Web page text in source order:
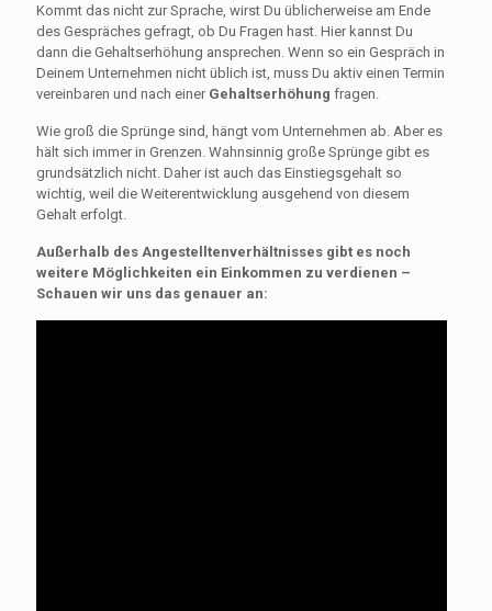
Kommt das nicht zur Sprache, wirst Du üblicherweise am Ende
des Gespräches gefragt, ob Du Fragen hast. Hier kannst Du
dann die Gehaltserhöhung ansprechen. Wenn so ein Gespräch in
Deinem Unternehmen nicht üblich ist, muss Du aktiv einen Termin
vereinbaren und nach einerGehaltserhöhung fragen.
Wie groß die Sprünge sind, hängt vom Unternehmen ab. Aber es
hält sich immer in Grenzen. Wahnsinnig große Sprünge gibt es
grundsätzlich nicht. Daher ist auch das Einstiegsgehalt so
wichtig, weil die Weiterentwicklung ausgehend von diesem
Gehalt erfolgt.
Außerhalb des Angestelltenverhältnisses gibt es noch
weitere Möglichkeiten ein Einkommen zu verdienen –
Schauen wir uns das genauer an: